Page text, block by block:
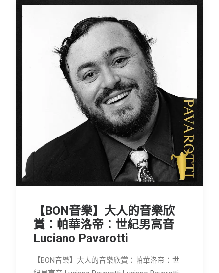
【BON音樂】大人的音樂欣
賞：帕華洛帝：世紀男高音
Luciano Pavarotti
【BON音樂】大人的音樂欣賞：帕華洛帝：世